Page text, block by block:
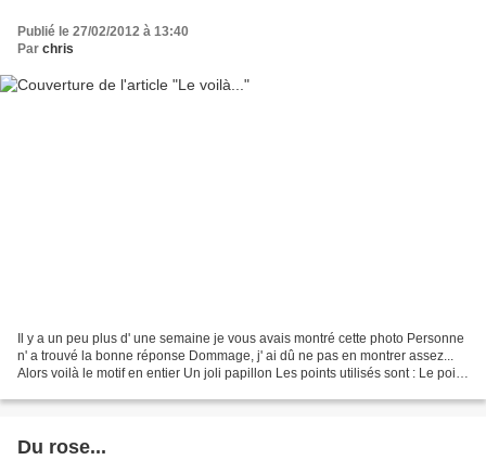
Publié le 27/02/2012 à 13:40
Par chris
Il y a un peu plus d' une semaine je vous avais montré cette photo Personne
n' a trouvé la bonne réponse Dommage, j' ai dû ne pas en montrer assez...
Alors voilà le motif en entier Un joli papillon Les points utilisés sont : Le point
Du rose...